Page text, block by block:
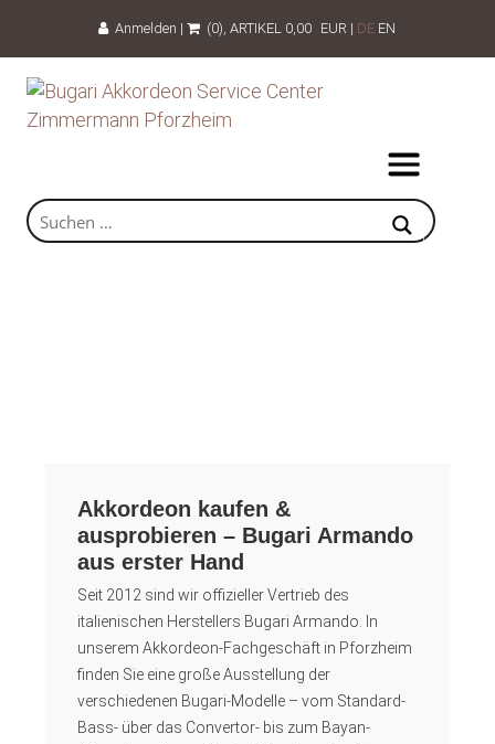
Anmelden | (0), ARTIKEL 0,00 EUR | DE EN
Akkordeon kaufen &
ausprobieren – Bugari Armando
aus erster Hand
Seit 2012 sind wir offizieller Vertrieb des
italienischen Herstellers Bugari Armando. In
unserem Akkordeon-Fachgeschäft in Pforzheim
finden Sie eine große Ausstellung der
verschiedenen Bugari-Modelle – vom Standard-
Bass- über das Convertor- bis zum Bayan-